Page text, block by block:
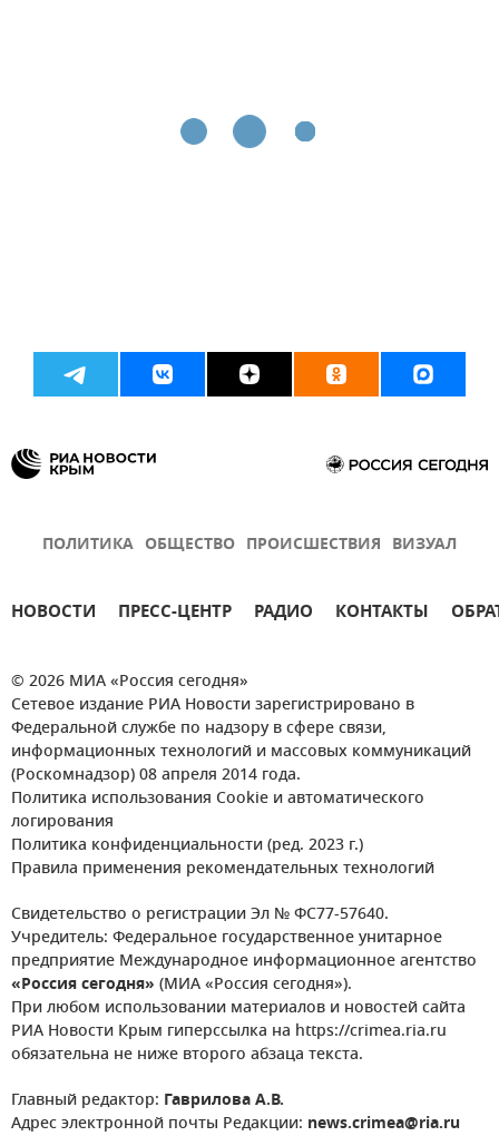
ПОЛИТИКА ОБЩЕСТВО ПРОИСШЕСТВИЯ ВИЗУАЛ
НОВОСТИ ПРЕСС-ЦЕНТР РАДИО КОНТАКТЫ
© 2026 МИА «Россия сегодня»
Сетевое издание РИА Новости зарегистрировано в
Федеральной службе по надзору в сфере связи,
информационных технологий и массовых коммуникаций
(Роскомнадзор) 08 апреля 2014 года.
Политика использования Cookie и автоматического
логирования
Политика конфиденциальности (ред. 2023 г.)
Правила применения рекомендательных технологий
Свидетельство о регистрации Эл № ФС77-57640.
Учредитель: Федеральное государственное унитарное
предприятие Международное информационное агентство
«Россия сегодня» (МИА «Россия сегодня»).
При любом использовании материалов и новостей сайта
РИА Новости Крым гиперссылка на https://crimea.ria.ru
обязательна не ниже второго абзаца текста.
Главный редактор: Гаврилова А.В.
Адрес электронной почты Редакции: news.crimea@ria.ru